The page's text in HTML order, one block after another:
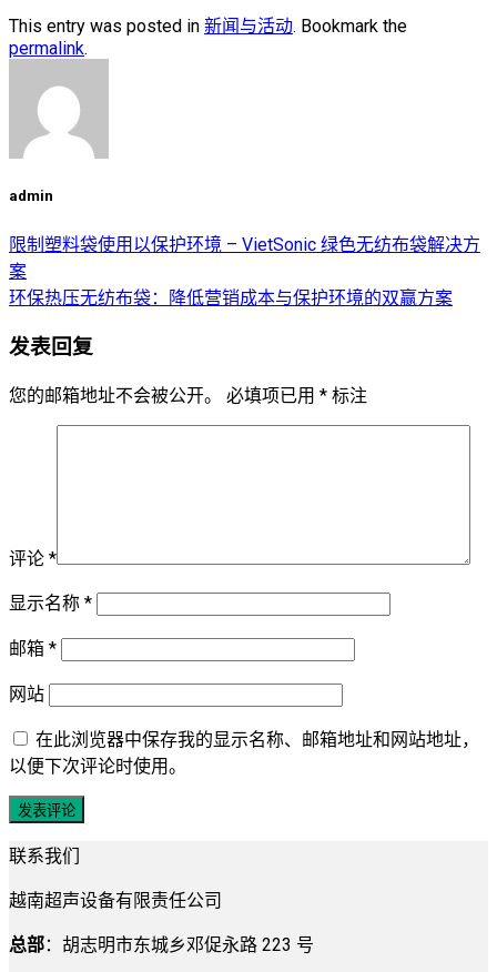
This entry was posted in 新闻与活动. Bookmark the
permalink.
admin
限制塑料袋使用以保护环境 – VietSonic 绿色无纺布袋解决方
案
环保热压无纺布袋：降低营销成本与保护环境的双赢方案
发表回复
您的邮箱地址不会被公开。 必填项已用 * 标注
评论 *
显示名称 *
邮箱 *
网站
在此浏览器中保存我的显示名称、邮箱地址和网站地址，
以便下次评论时使用。
联系我们
越南超声设备有限责任公司
总部：胡志明市东城乡邓促永路 223 号